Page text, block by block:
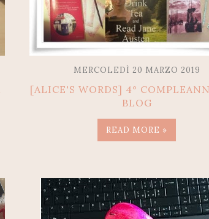
MERCOLEDÌ 20 MARZO 2019
[ALICE'S WORDS] 4°
BLOG
READ MORE »